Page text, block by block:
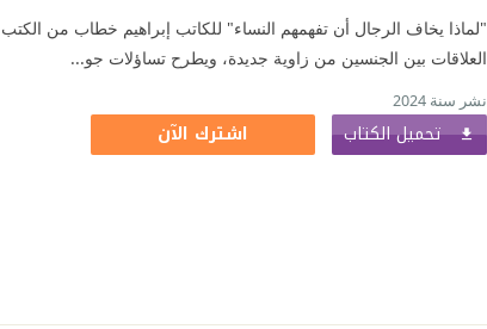
"لماذا يخاف الرجال أن تفهمهم النساء" للكاتب إبراهيم خطاب من الكتب
العلاقات بين الجنسين من زاوية جديدة، ويطرح تساؤلات جو...
نشر سنة 2024
تحميل الكتاب اشترك الآن